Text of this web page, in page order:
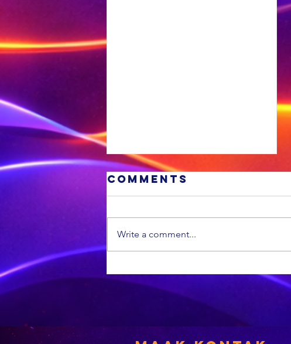
Cosatu is
bekommerd oor
beplande media-
werkbesnoeiings
Comments
Write a comment...